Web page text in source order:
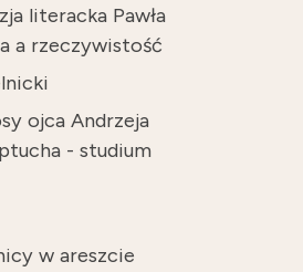
literacka Pawła
a rzeczywistość
ojca Andrzeja
- studium
w areszcie